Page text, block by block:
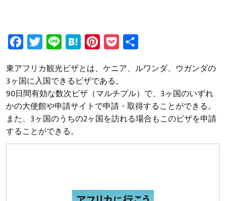
c
e
b
o
k
i
t
t
e
r
n
e
t
e
n
a
n
t
e
r
s
c
t
東アフリカ観光ビザとは、ケニア、ルワンダ、ウガンダの
3ヶ国に入国できるビザである。
90日間有効な数次ビザ（マルチプル）で、3ヶ国のいずれ
かの大使館や申請サイトで申請・取得することができる。
また、3ヶ国のうちの2ヶ国を訪れる場合もこのビザを申請
することができる。